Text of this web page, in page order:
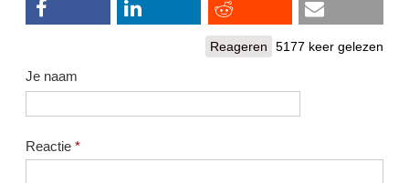
Reageren 5177 keer gelezen
Je naam
Reactie *